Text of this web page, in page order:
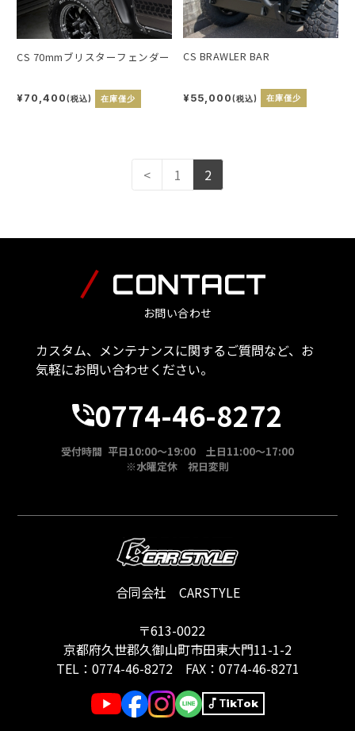
CS 70mmブリスターフェンダー
¥70,400(税込) 在庫僅少
CS BRAWLER BAR
¥55,000(税込) 在庫僅少
< 1 2
CONTACT
お問い合わせ
カスタム、メンテナンスに関するご質問など、お
気軽にお問い合わせください。
0774-46-8272
受付時間 平日10:00～19:00 土日11:00～17:00
※水曜定休 祝日変則
合同会社 CARSTYLE
〒613-0022
京都府久世郡久御山町市田東大門11-1-2
TEL： 0774-46-8272FAX：0774-46-8271
TikTok